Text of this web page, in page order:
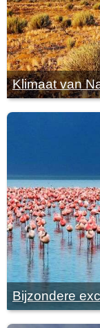
Klimaat van
Bijzondere